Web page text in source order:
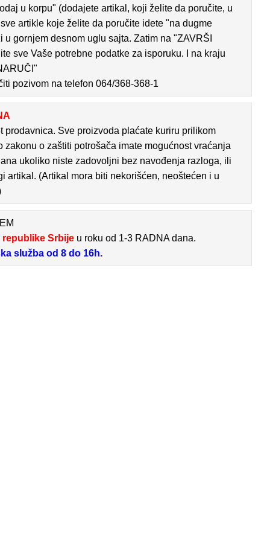
u korpu" (dodajete artikal, koji želite da poručite, u
artikle koje želite da poručite idete "na dugme
u gornjem desnom uglu sajta. Zatim na "ZAVRŠI
sve Vaše potrebne podatke za isporuku. I na kraju
pozivom na telefon 064/368-368-1
prodavnica. Sve proizvoda plaćate kuriru prilikom
zakonu o zaštiti potrošača imate mogućnost vraćanja
ukoliko niste zadovoljni bez navođenja razloga, ili
artikal. (Artikal mora biti nekorišćen, neoštećen i u
Srbije u roku od 1-3 RADNA dana.
služba od 8 do 16h.